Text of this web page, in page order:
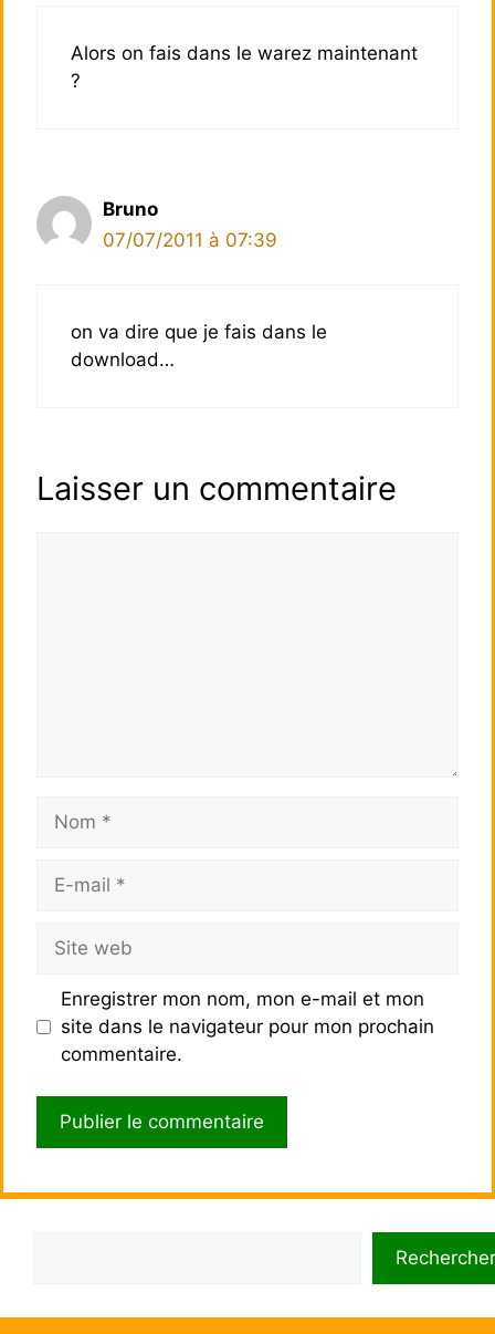
Alors on fais dans le warez maintenant
?
Bruno
07/07/2011 à 07:39
on va dire que je fais dans le
download…
Laisser un commentaire
mail
web
Enregistrer mon nom, mon e-mail et mon
site dans le navigateur pour mon prochain
commentaire.
Rechercher